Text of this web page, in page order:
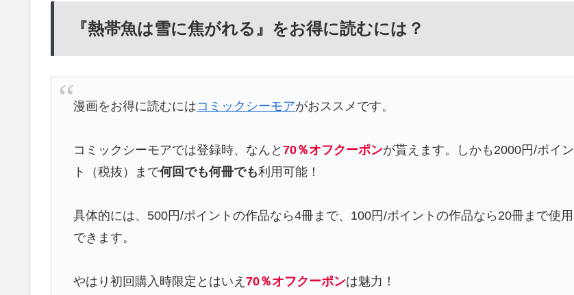
『熱帯魚は雪に焦がれる』をお得に読むには？
漫画をお得に読むにはコミックシーモアがおススメです。
コミックシーモアでは登録時、なんと70％オフクーポンが貰えます。しかも2000円/ポイン
ト（税抜）まで何回でも何冊でも利用可能！
具体的には、500円/ポイントの作品なら4冊まで、100円/ポイントの作品なら20冊まで使用
できます。
やはり初回購入時限定とはいえ70％オフクーポンは魅力！